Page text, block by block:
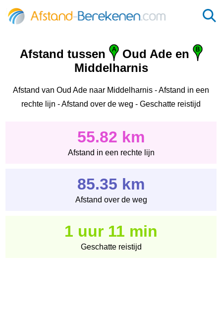
Afstand tussen
Oud Ade en
Middelharnis
Afstand van Oud Ade naar Middelharnis - Afstand in een
rechte lijn - Afstand over de weg - Geschatte reistijd
55.82 km
Afstand in een rechte lijn
85.35 km
Afstand over de weg
1 uur 11 min
Geschatte reistijd